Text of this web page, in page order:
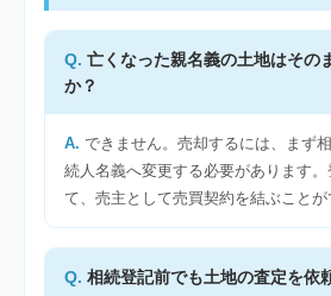
亡くなった親名義の土地はその
か？
できません。売却するには、まず
続人名義へ変更する必要があります
て、売主として売買契約を結ぶことが
相続登記前でも土地の査定を依